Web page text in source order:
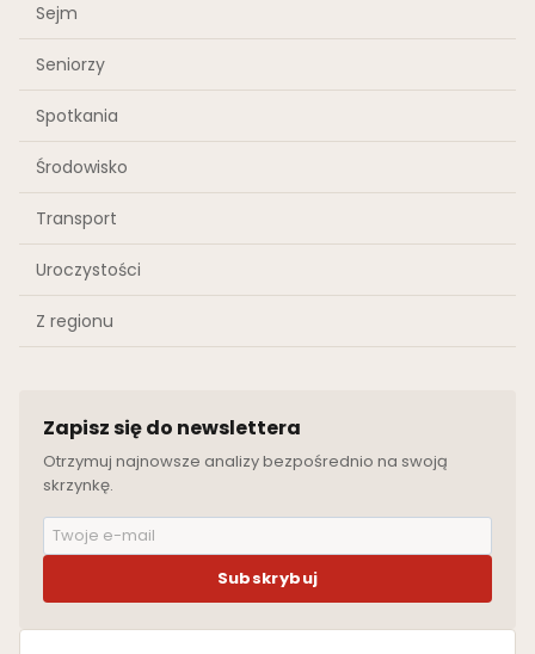
Sejm
Seniorzy
Spotkania
Środowisko
Transport
Uroczystości
Z regionu
Zapisz się do newslettera
Otrzymuj najnowsze analizy bezpośrednio na swoją
skrzynkę.
Subskrybuj